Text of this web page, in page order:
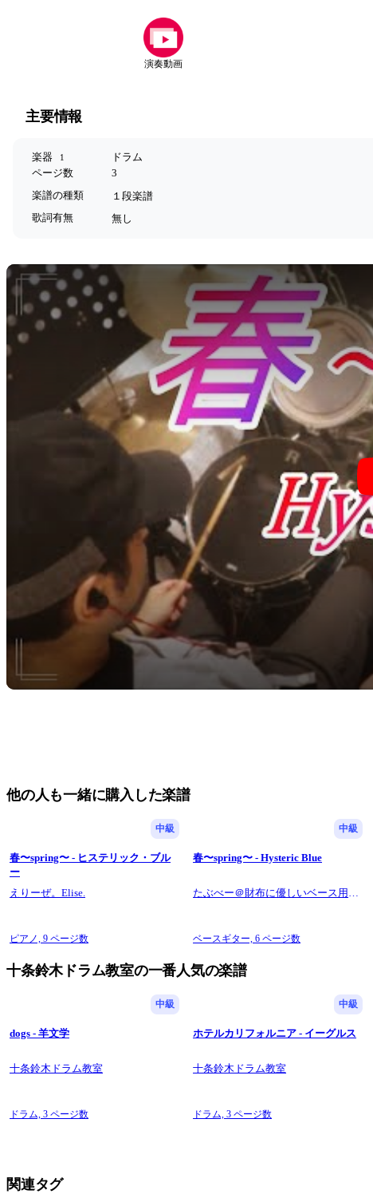
演奏動画
主要情報
楽器 1
ドラム
ページ数
3
楽譜の種類
１段楽譜
歌詞有無
無し
他の人も一緒に購入した楽譜
中級
春〜spring〜 - ヒステリック・ブル
ー
えりーぜ。Elise.
ピアノ, 9 ページ数
中級
春〜spring〜 - Hysteric Blue
たぶべー＠財布に優しいベース用楽
ベースギター,6 ページ数
十条鈴木ドラム教室の一番人気の楽譜
中級
dogs - 羊文学
十条鈴木ドラム教室
ドラム, 3 ページ数
中級
ホテルカリフォルニア - イーグルス
十条鈴木ドラム教室
ドラム,3 ページ数
関連タグ